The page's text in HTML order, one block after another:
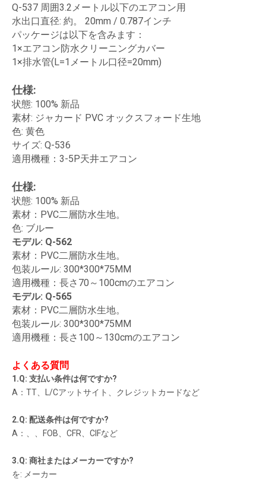
Q-537 周囲3.2メートル以下のエアコン用
水出口直径: 約。 20mm / 0.787インチ
パッケージは以下を含みます：
1×エアコン防水クリーニングカバー
1×排水管(L=1メートル口径=20mm)
仕様:
状態: 100% 新品
素材: ジャカード PVC オックスフォード生地
色: 黄色
サイズ: Q-536
適用機種：3-5P天井エアコン
仕様:
状態: 100% 新品
素材：PVC二層防水生地。
色: ブルー
モデル: Q-562
素材：PVC二層防水生地。
包装ルール: 300*300*75MM
適用機種：長さ70～100cmのエアコン
モデル: Q-565
素材：PVC二層防水生地。
包装ルール: 300*300*75MM
適用機種：長さ100～130cmのエアコン
よくある質問
1.Q: 支払い条件は何ですか?
A：TT、L/Cアットサイト、クレジットカードなど
2.Q: 配送条件は何ですか?
A：、、FOB、CFR、CIFなど
3.Q: 商社またはメーカーですか?
を: メーカー